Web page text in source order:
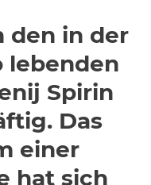
den in der
lebenden
Spirin
Das
einer
hat sich